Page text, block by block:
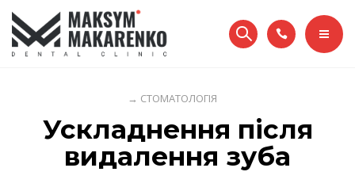
КЕЙСИ
ПАЦІЄНТАМ
КОНТАКТИ
ЦІНИ
→ СТОМАТОЛОГІЯ
Ускладнення після
видалення зуба